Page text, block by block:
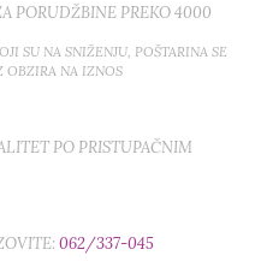
PORUDŽBINE PREKO 4000
SU NA SNIŽENJU, POŠTARINA SE
OBZIRA NA IZNOS
PO PRISTUPAČNIM
062/337-045